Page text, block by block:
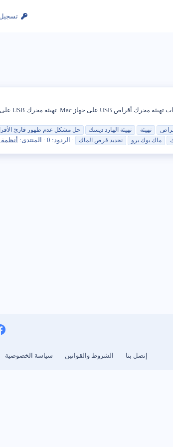
تهيئة تهيئة الهارد ديسك
حل مشكل عدم ظهور قارئ
ماك بوك برو نحديد قرص الماك الردود: 0 المنتدى: أنظمة
إتصل بنا الشروط والقوانين سياسة الخصوصية